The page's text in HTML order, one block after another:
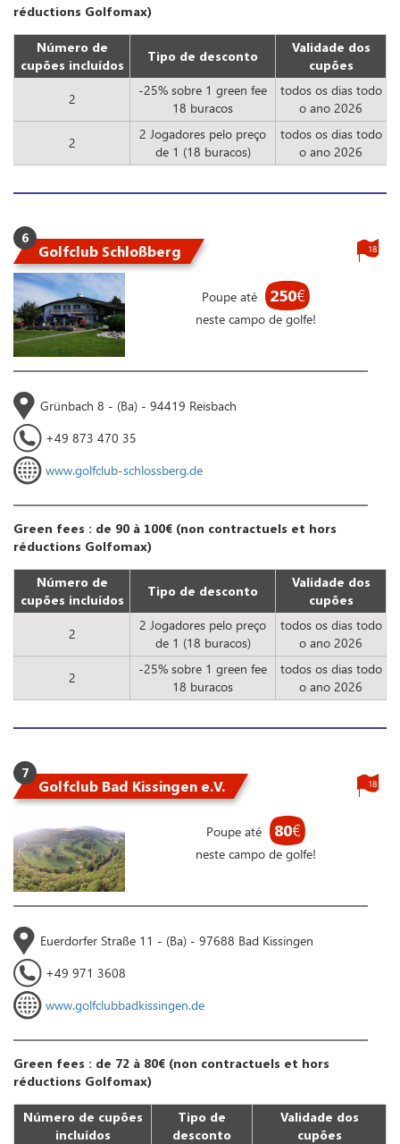
réductions Golfomax)
Número de
cupões incluídos
Tipo de desconto
Validade dos
cupões
2
-25% sobre 1 green fee
18 buracos
todos os dias todo
o ano 2026
2
2 Jogadores pelo preço
de 1 (18 buracos)
todos os dias todo
o ano 2026
6
Golfclub Schloßberg
Poupe até 250€
neste campo de golfe!
18
Grünbach 8 - (Ba) - 94419 Reisbach
+49 873 470 35
www.golfclub-schlossberg.de
Green fees : de 90 à 100€ (non contractuels et hors
réductions Golfomax)
Número de
cupões incluídos
Tipo de desconto
Validade dos
cupões
2
2 Jogadores pelo preço
de 1 (18 buracos)
todos os dias todo
o ano 2026
2
-25% sobre 1 green fee
18 buracos
todos os dias todo
o ano 2026
7
Golfclub Bad Kissingen e.V.
Poupe até 80€
neste campo de golfe!
18
Euerdorfer Straße 11 - (Ba) - 97688 Bad Kissingen
+49 971 3608
www.golfclubbadkissingen.de
Green fees : de 72 à 80€ (non contractuels et hors
réductions Golfomax)
Número de cupões
incluídos
Tipo de
desconto
Validade dos
cupões